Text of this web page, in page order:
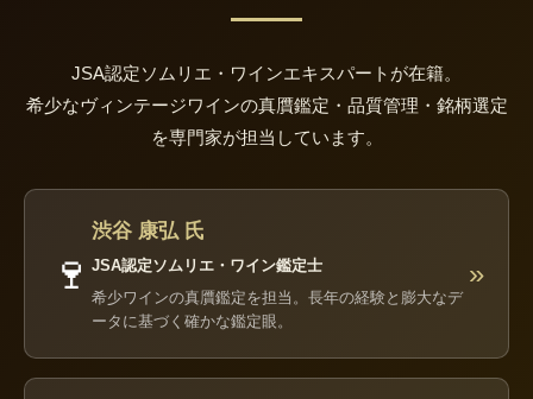
JSA認定ソムリエ・ワインエキスパートが在籍。
希少なヴィンテージワインの真贋鑑定・品質管理・銘柄選定
を専門家が担当しています。
🍷
渋谷 康弘 氏
JSA認定ソムリエ・ワイン鑑定士
希少ワインの真贋鑑定を担当。長年の経験と膨大なデ
ータに基づく確かな鑑定眼。
»